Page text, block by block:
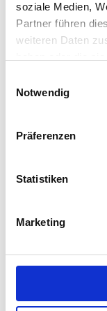
soziale Medien,
Partner führen
weiteren Daten
Vollständige
Notwendig
Präferenzen
Statistiken
Marketing
Mythen